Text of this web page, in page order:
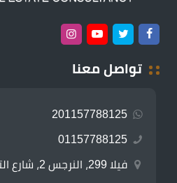
تواصل معنا
201157788125
01157788125
فيلا 299،